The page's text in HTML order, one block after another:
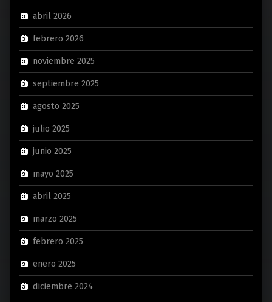
abril 2026
febrero 2026
noviembre 2025
septiembre 2025
agosto 2025
julio 2025
junio 2025
mayo 2025
abril 2025
marzo 2025
febrero 2025
enero 2025
diciembre 2024